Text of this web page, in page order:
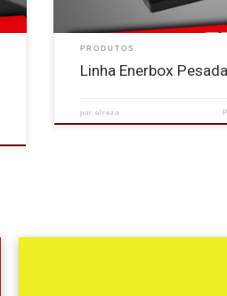
PRODUTOS
Linha Enerbox
porelrezo